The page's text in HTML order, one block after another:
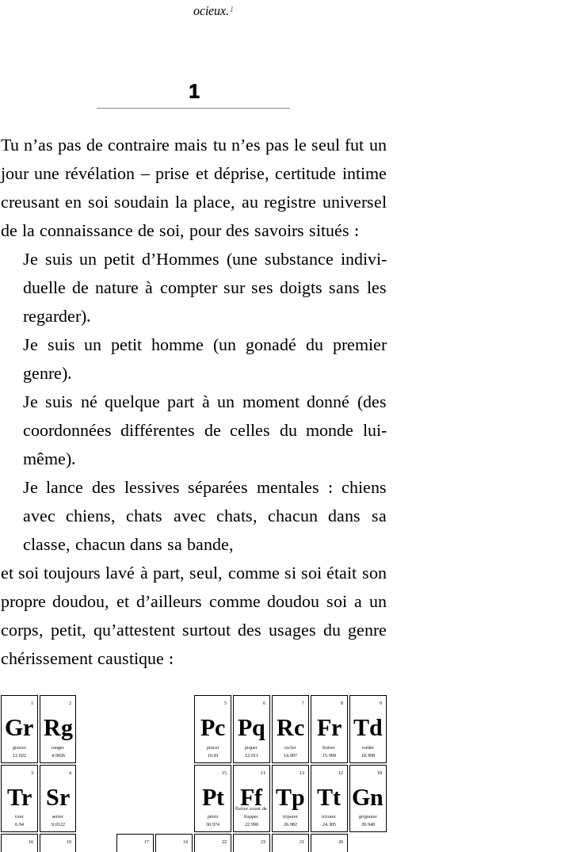
ocieux.1
1
Tu n’as pas de contraire mais tu n’es pas le seul fut un
jour une révé­la­tion – prise et déprise, cer­ti­tude intime
creu­sant en soi sou­dain la place, au registre uni­ver­sel
de la connais­sance de soi, pour des savoirs situés :
Je suis un petit d’Hommes (une sub­stance indi­vi­
duelle de nature à comp­ter sur ses doigts sans les
regar­der).
Je suis un petit homme (un gona­dé du pre­mier
genre).
Je suis né quelque part à un moment don­né (des
coor­don­nées dif­fé­rentes de celles du monde lui-
même).
Je lance des les­sives sépa­rées men­tales : chiens
avec chiens, chats avec chats, cha­cun dans sa
classe, cha­cun dans sa bande,
et soi tou­jours lavé à part, seul, comme si soi était son
propre dou­dou, et d’ailleurs comme dou­dou soi a un
corps, petit, qu’attestent sur­tout des usages du genre
ché­ris­se­ment caustique :
1
Gr
grat­ter
12.022
2
Rg
ron­ger
4.0026
5
Pc
pin­cer
10.81
6
Pq
piquer
12.011
7
Rc
racler
14.007
8
Fr
frot­ter
15.999
9
Td
tordre
18.998
3
Tr
tirer
6.94
4
Sr
ser­rer
9.0122
15
Pt
pétrir
30.974
11
Ff
flat­ter avant de
frapper
22.990
13
Tp
tri­po­ter
26.982
12
Tt
tri­tu­rer
24.305
18
Gn
gri­gno­ter
39.948
16 19 17 14 22 23 21 20